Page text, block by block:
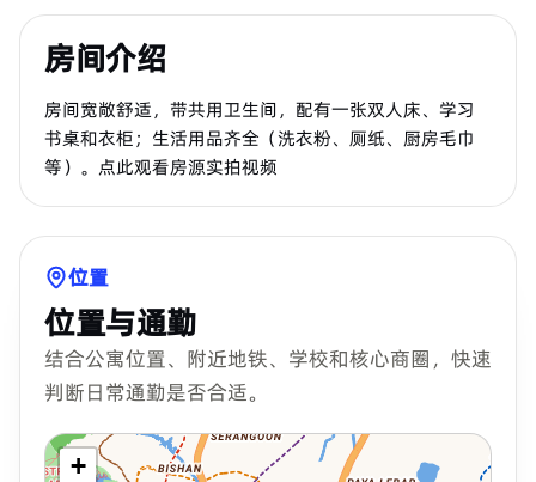
房间介绍
房间宽敞舒适，带共用卫生间，配有一张双人床、学习
书桌和衣柜；生活用品齐全（洗衣粉、厕纸、厨房毛巾
等）。点此观看房源实拍视频
位置
位置与通勤
结合公寓位置、附近地铁、学校和核心商圈，快速
判断日常通勤是否合适。
+